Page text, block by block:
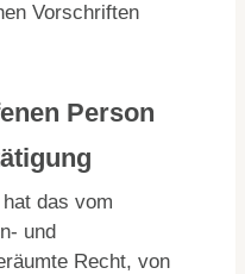
Vorschriften
Person
das vom
und
Recht, von